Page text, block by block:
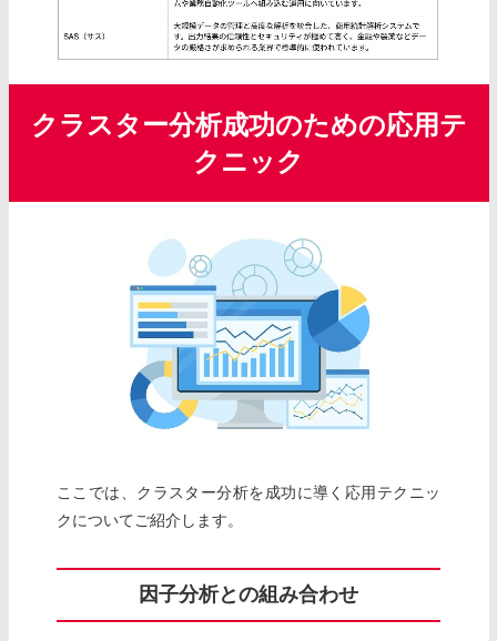
クラスター分析成功のための応用テ
クニック
ここでは、クラスター分析を成功に導く応用テクニッ
クについてご紹介します。
因子分析との組み合わせ